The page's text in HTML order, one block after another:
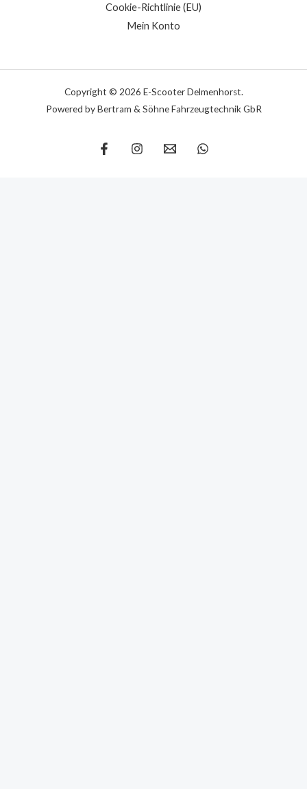
Cookie-Richtlinie (EU)
Mein Konto
Copyright © 2026 E-Scooter Delmenhorst.
Powered by Bertram & Söhne Fahrzeugtechnik GbR